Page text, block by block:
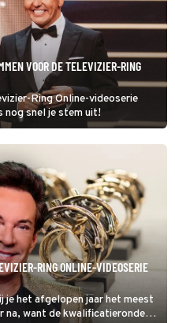
VOOR DE TELEVIZIER-RING
Ring Online-videoserie
nog snel je stem uit!
RING ONLINE-VIDEOSERIE
je het afgelopen jaar het meest
na, want de kwalificatieronde